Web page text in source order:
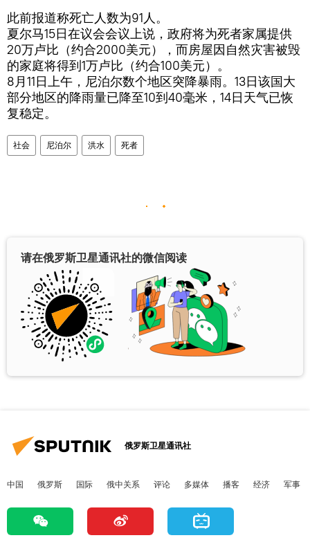
此前报道称死亡人数为91人。
夏尔马15日在议会会议上说，政府将为死者家属提供
20万卢比（约合2000美元），而房屋因自然灾害被毁
的家庭将得到1万卢比（约合100美元）。
8月11日上午，尼泊尔数个地区突降暴雨。13日该国大
部分地区的降雨量已降至10到40毫米，14日天气已恢
复稳定。
社会 尼泊尔 洪水 死者
请在俄罗斯卫星通讯社的微信阅读
俄罗斯卫星通讯社
中国 俄罗斯 国际 俄中关系 评论 多媒体 播客 经济 军事